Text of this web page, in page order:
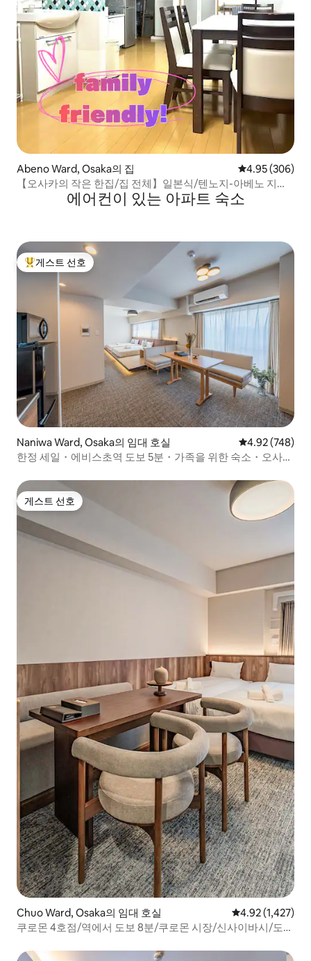
Abeno Ward, Osaka의 집 평점 4.95점(5
4.95 (306)
【오사카의 작은 한집/집 전체】일본식/텐노지-아베노 지역/
역에서 도보 6분에어컨이 있는 아파트 숙소
상위 게스트 선호
게스트 선호
Naniwa Ward, Osaka의 임대 호실 평점 4.92점(5
4.92 (748)
한정 세일・에비스초역 도보 5분・가족을 위한 숙소・오사카
공...
게스트 선호
게스트 선호
Chuo Ward, Osaka의 임대 호실 평점 4.92점(5점
4.92 (1,427)
쿠로몬 4호점/역에서 도보 8분/쿠로몬 시장/신사이바시/도톤
는 아파트